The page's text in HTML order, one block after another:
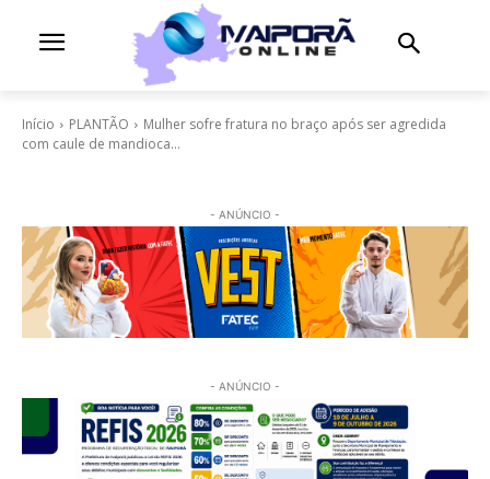
Início PLANTÃO
Mulher sofre fratura no braço após ser agredida
com caule de mandioca...
- ANÚNCIO -
- ANÚNCIO -